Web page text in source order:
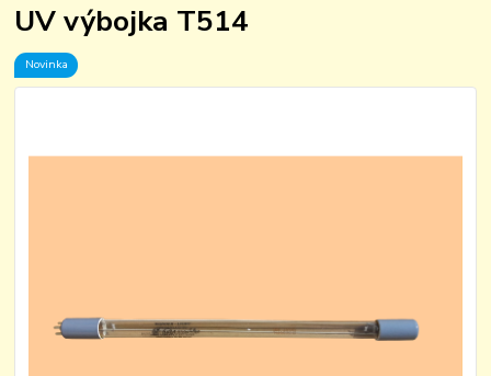
UV výbojka T514
Novinka